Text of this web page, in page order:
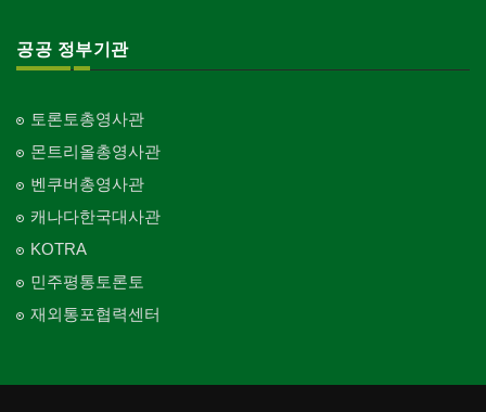
공공 정부기관
토론토총영사관
몬트리올총영사관
벤쿠버총영사관
캐나다한국대사관
KOTRA
민주평통토론토
재외통포협력센터